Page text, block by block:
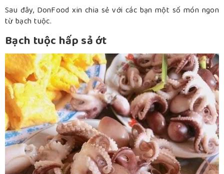
Sau đây, DonFood xin chia sẻ với các bạn một số món ngon
từ bạch tuộc.
Bạch tuộc hấp sả ớt